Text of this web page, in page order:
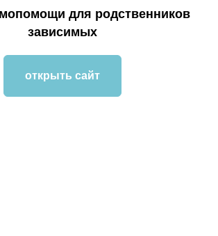
для родственников
зависимых
открыть сайт